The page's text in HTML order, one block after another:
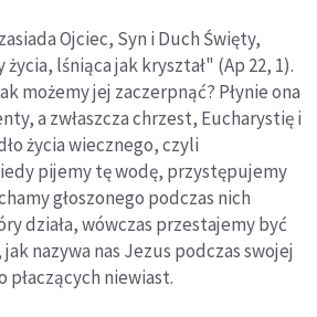
Ojciec, Syn i Duch Święty,
lśniąca jak kryształ" (Ap 22, 1).
możemy jej zaczerpnąć? Płynie ona
a zwłaszcza chrzest, Eucharystię i
życia wiecznego, czyli
pijemy tę wodę, przystępujemy
głoszonego podczas nich
działa, wówczas przestajemy być
nazywa nas Jezus podczas swojej
płaczących niewiast.